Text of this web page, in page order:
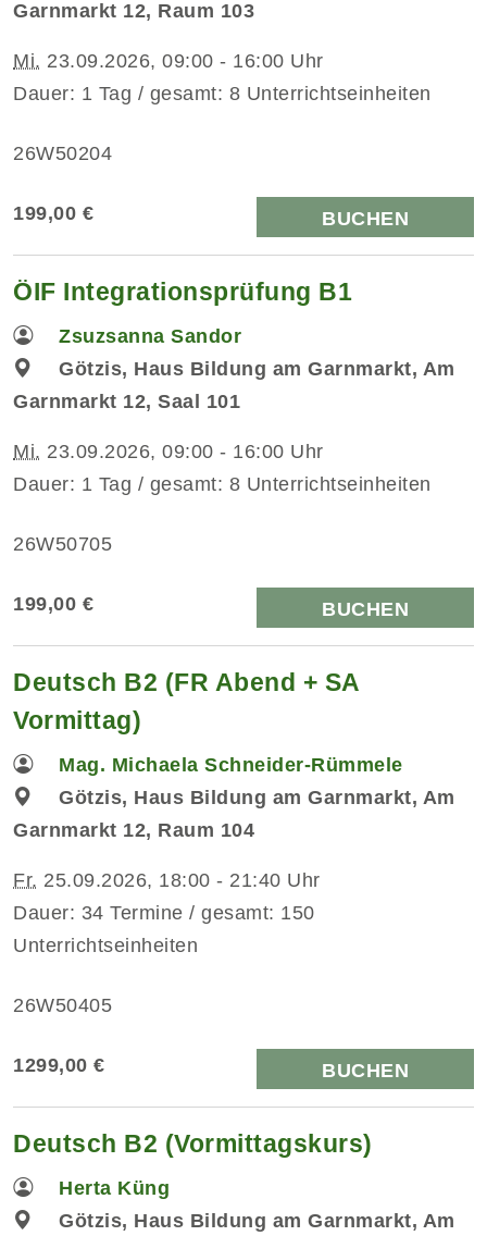
Garnmarkt 12, Raum 103
Mi. 23.09.2026, 09:00 - 16:00 Uhr
Dauer: 1 Tag / gesamt: 8 Unterrichtseinheiten
26W50204
199,00 € BUCHEN
ÖIF Integrationsprüfung B1
Zsuzsanna Sandor
Götzis, Haus Bildung am Garnmarkt, Am
Garnmarkt 12, Saal 101
Mi. 23.09.2026, 09:00 - 16:00 Uhr
Dauer: 1 Tag / gesamt: 8 Unterrichtseinheiten
26W50705
199,00 € BUCHEN
Deutsch B2 (FR Abend + SA
Vormittag)
Mag. Michaela Schneider-Rümmele
Götzis, Haus Bildung am Garnmarkt, Am
Garnmarkt 12, Raum 104
Fr. 25.09.2026, 18:00 - 21:40 Uhr
Dauer: 34 Termine / gesamt: 150
Unterrichtseinheiten
26W50405
1299,00 € BUCHEN
Deutsch B2 (Vormittagskurs)
Herta Küng
Götzis, Haus Bildung am Garnmarkt, Am